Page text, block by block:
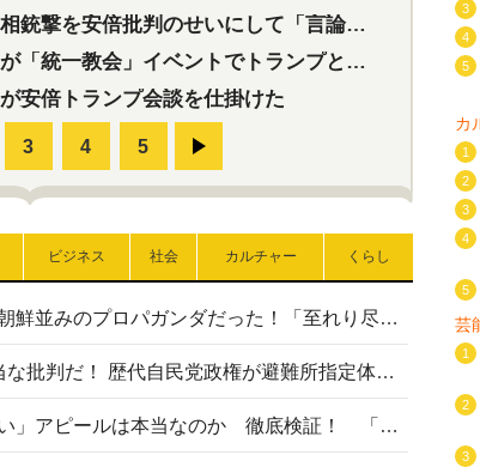
安倍批判のせいにして「言論封殺」に利用する自民党応援団
教会」イベントでトランプと演説！同性婚や夫婦別姓を攻撃
安倍トランプ会談を仕掛けた
ビジネス 社会 カルチャー くらし
高市首相の熊本地震避難所視察は北朝鮮並みのプロパガンダだった！「至れり尽くせり」の選ばれた避難所の一方で実態は…
〈#ミサイルよりクーラーを〉は正当な批判だ！ 歴代自民党政権が避難所指定体育館へのエアコン設置を遅らせてきた客観的事実
高市首相の「休んでない」「寝てない」アピールは本当なのか 徹底検証！ 「資料読み込み」「アイロンがけ」も矛盾だらけ…
3
4
5
カ
1
2
3
4
5
芸
1
2
3